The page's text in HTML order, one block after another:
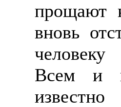
прощают
вновь
Всем и